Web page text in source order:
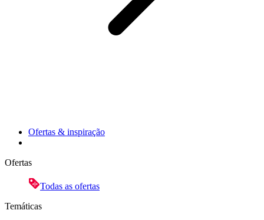
Ofertas & inspiração
Ofertas
Todas as ofertas
Temáticas